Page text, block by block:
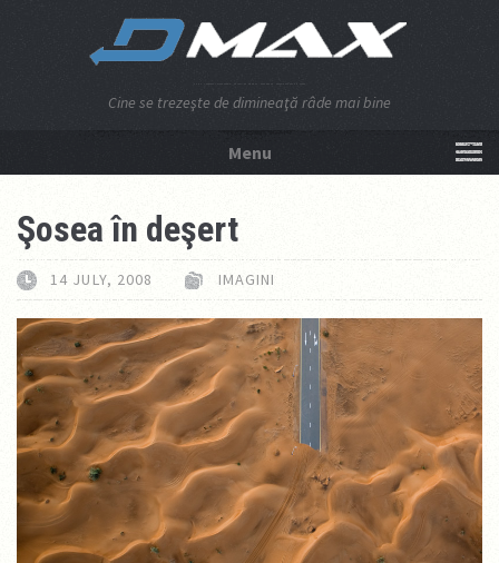
Cine se trezeşte de dimineaţă râde mai bine
Menu
Şosea în deşert
14 JULY, 2008 IMAGINI